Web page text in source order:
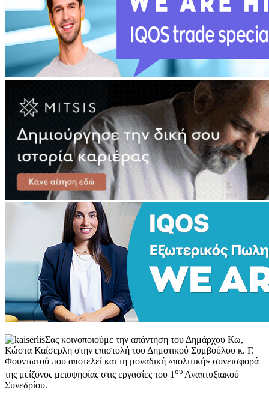
Σας κοινοποιούμε την απάντηση του Δημάρχου Κω,
Κώστα Καΐσερλη στην επιστολή του Δημοτικού Συμβούλου κ. Γ.
Φουντωτού που αποτελεί και τη μοναδική «πολιτική» συνεισφορά
της μείζονος μειοψηφίας στις εργασίες του 1 ου Αναπτυξιακού
Συνεδρίου.